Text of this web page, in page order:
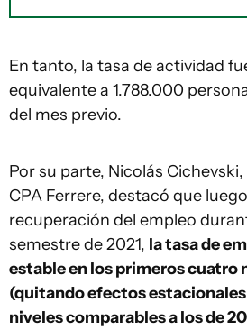
En tanto, la tasa de actividad
equivalente a 1.788.000
del mes previo.
Por su parte, Nicolás
CPA Ferrere, destacó que
recuperación del empleo
semestre de 2021, la tasa de
estable en los primeros cuatro
(quitando efectos estacionales
niveles comparables a los de